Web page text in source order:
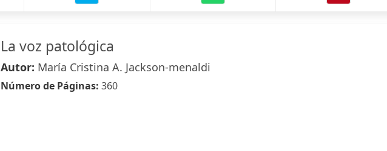
La voz patológica
Autor: María Cristina A. Jackson-menaldi
Número de Páginas: 360